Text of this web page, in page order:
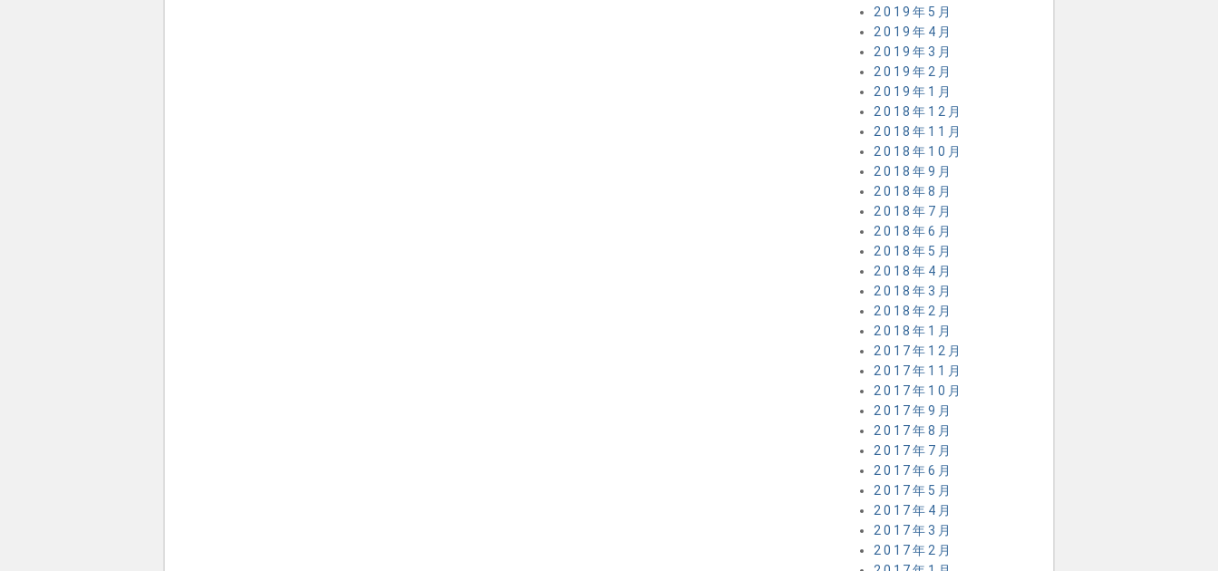
2019年5月
2019年4月
2019年3月
2019年2月
2019年1月
2018年12月
2018年11月
2018年10月
2018年9月
2018年8月
2018年7月
2018年6月
2018年5月
2018年4月
2018年3月
2018年2月
2018年1月
2017年12月
2017年11月
2017年10月
2017年9月
2017年8月
2017年7月
2017年6月
2017年5月
2017年4月
2017年3月
2017年2月